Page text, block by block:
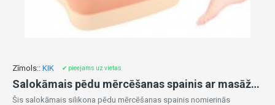
Zīmols:: KIK ✔ pieejams uz vietas
Salokāmais pēdu mērcēšanas spainis ar masāžas izcilņiem KX3068
Šis salokāmais silikona pēdu mērcēšanas spainis nomierinās